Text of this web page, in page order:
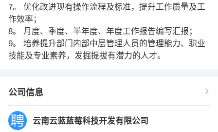
7。 优化改进现有操作流程及标准，提升工作质量及工
作效率；
8。 月度、季度、半年度、年度工作报告编写汇报；
9。 培养提升部门内部中层管理人员的管理能力、职业
技能及专业素养，发掘提拔有潜力的人才。
公司信息
云南云蓝蓝莓科技开发有限公司